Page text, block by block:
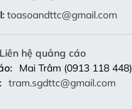
toasoandttc@gmail.com
Liên hệ quảng cáo
Mai Trâm (0913 118 448)
tram.sgdttc@gmail.com